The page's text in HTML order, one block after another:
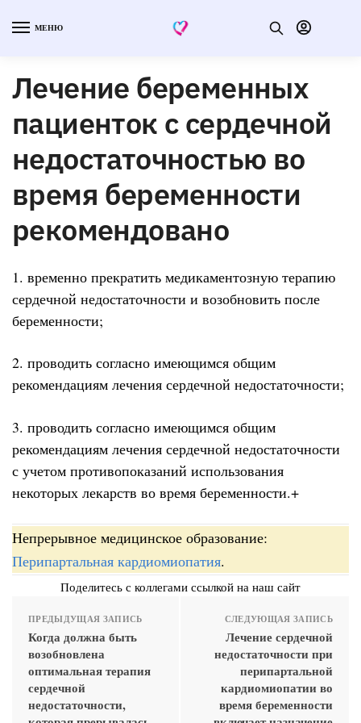
МЕНЮ
Лечение беременных
пациенток с сердечной
недостаточностью во
время беременности
рекомендовано
1. временно прекратить медикаментозную терапию
сердечной недостаточности и возобновить после
беременности;
2. проводить согласно имеющимся общим
рекомендациям лечения сердечной недостаточности;
3. проводить согласно имеющимся общим
рекомендациям лечения сердечной недостаточности
с учетом противопоказаний использования
некоторых лекарств во время беременности.+
Непрерывное медицинское образование:
Перипартальная кардиомиопатия.
Поделитесь с коллегами ссылкой на наш сайт
ПРЕДЫДУЩАЯ ЗАПИСЬ
Когда должна быть
возобновлена
оптимальная терапия
сердечной
недостаточности,
СЛЕДУЮЩАЯ ЗАПИСЬ
Лечение сердечной
недостаточности при
перипартальной
кардиомиопатии во
время беременности